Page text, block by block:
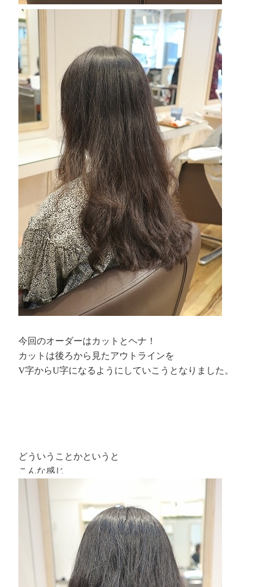
今回のオーダーはカットとヘナ！
カットは後ろから見たアウトラインを
V字からU字になるようにしていこうとなりました。
どういうことかというと
こんな感じ